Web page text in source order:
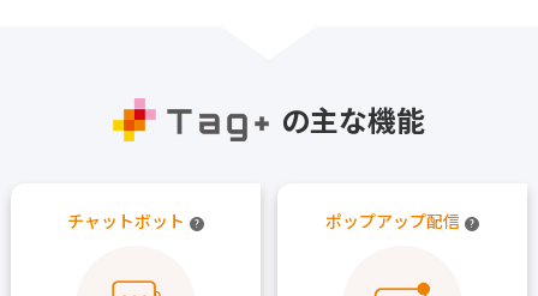
の主な機能
チャットボット ? ポップアップ配信 ?